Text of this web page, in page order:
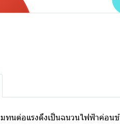
ทนต่อแรงดึงเป็นฉนวนไฟฟ้าค่อ